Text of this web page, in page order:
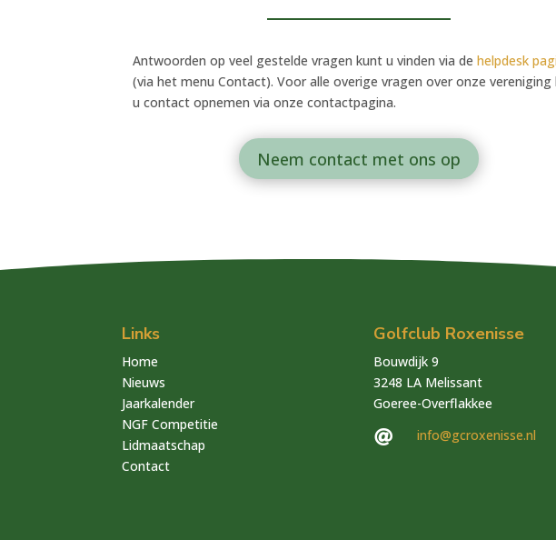
Antwoorden op veel gestelde vragen kunt u vinden via dehelpdesk
(via het menu Contact). Voor alle overige vragen over onze vereniging
u contact opnemen via onze contactpagina.
Neem contact met ons op
Links
Home
Nieuws
Jaarkalender
NGF Competitie
Lidmaatschap
Contact
Golfclub Roxenisse
Bouwdijk 9
3248 LA Melissant
Goeree-Overflakkee
 info@gcroxenisse.nl